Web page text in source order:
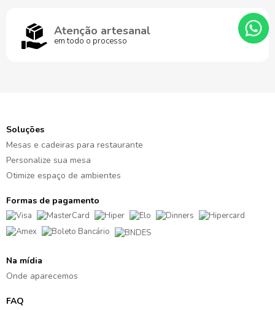
Atenção artesanal
em todo o processo
Soluções
Mesas e cadeiras para restaurante
Personalize sua mesa
Otimize espaço de ambientes
Formas de pagamento
Na mídia
Onde aparecemos
FAQ